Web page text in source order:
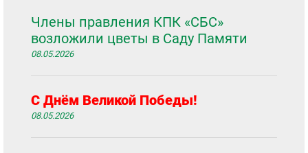
Члены правления КПК «СБС»
возложили цветы в Саду Памяти
08.05.2026
С Днём Великой Победы!
08.05.2026